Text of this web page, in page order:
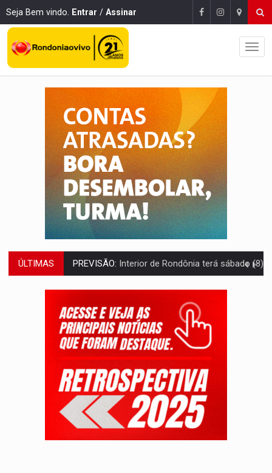
Seja Bem vindo. Entrar / Assinar
ÚLTIMAS PREVISÃO: Interior de Rondônia terá sábado (8) de calor
A ILHA:Coreografia de Rondônia estreia na programação do Festival de
ELEIÇÕES 2026:Sgt. Mouza esclarece 'erro de digitação' em declaração de
JUDICIÁRIO:Sinjur parabeniza servidores pelo adicional de incentivo com
LAZER: Seis lugares gratuitos para aproveitar o fim de semana
VÍDEO: FTICCO e Força Tática prendem membro do CV com arma e drogas
INCLUSÃO:Prefeitura fortalece parceria com a APAE para ampliar ações